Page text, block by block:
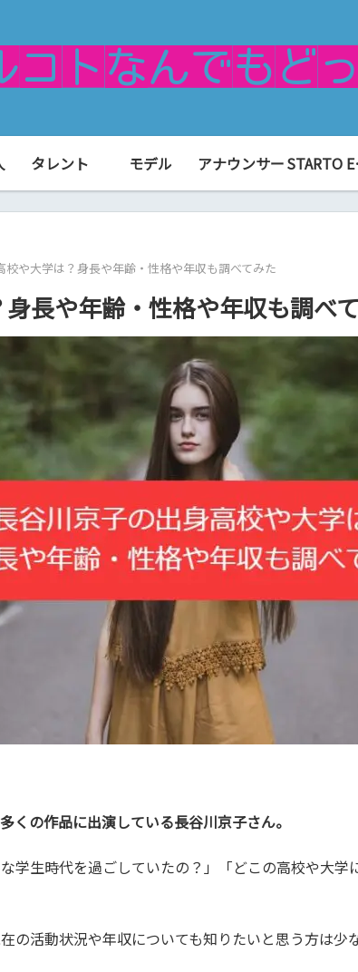
タレント モデル アナウンサー
校や大学は？身長や年齢・性格や年収も調べてみた
長や年齢・性格や年収も調べ
くの作品に出演している長谷川京子さん。
学生時代を過ごしていたの？」「どこの高校や大
の活動状況や年収についても知りたいと思う方は少